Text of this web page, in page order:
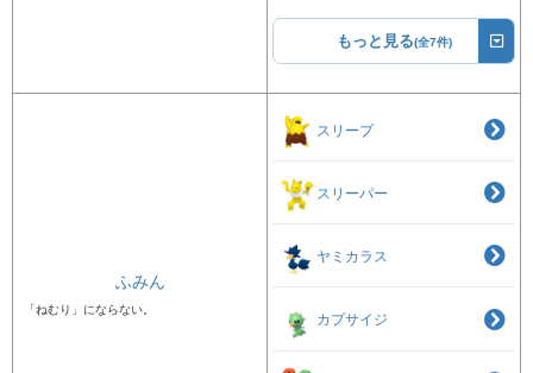
もっと見る(全7件)
ふみん
「ねむり」にならない。
スリープ
スリーパー
ヤミカラス
カプサイジ